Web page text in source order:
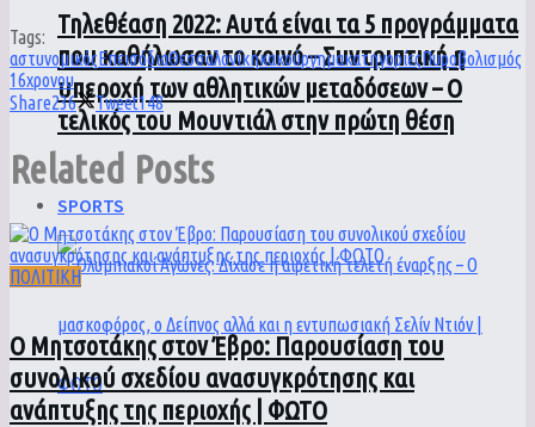
Τηλεθέαση 2022: Αυτά είναι τα 5 προγράμματα
που καθήλωσαν το κοινό – Συντριπτική η
υπεροχή των αθλητικών μεταδόσεων – Ο
τελικός του Μουντιάλ στην πρώτη θέση
SPORTS
Tags:
αστυνομικόςΕπεισόδιαΘεσσαλονίκηκακούργημακατηγορίεςΠυροβολισμός
16χρονου
Share236 Tweet148
Related Posts
ΠΟΛΙΤΙΚΗ
Ο Μητσοτάκης στον Έβρο: Παρουσίαση του
συνολικού σχεδίου ανασυγκρότησης και
ανάπτυξης της περιοχής | ΦΩΤΟ